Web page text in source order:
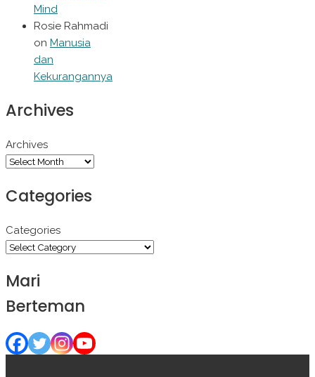
Mind
Rosie Rahmadi
on Manusia
dan
Kekurangannya
Archives
Archives
Categories
Categories
Mari
Berteman